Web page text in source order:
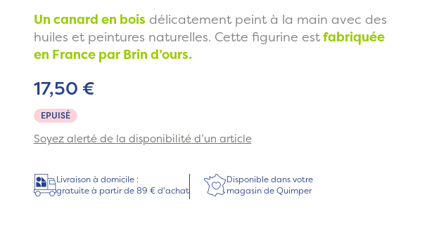
Un canard en bois délicatement peint à la main avec des
huiles et peintures naturelles. Cette figurine estfabriquée
en France par Brin d’ours.
EPUISÉ
17,50 €
Soyez alerté de la disponibilité d’un article
Livraison à domicile :
gratuite à partir de 89 € d'achat
Disponible dans votre
magasin de Quimper